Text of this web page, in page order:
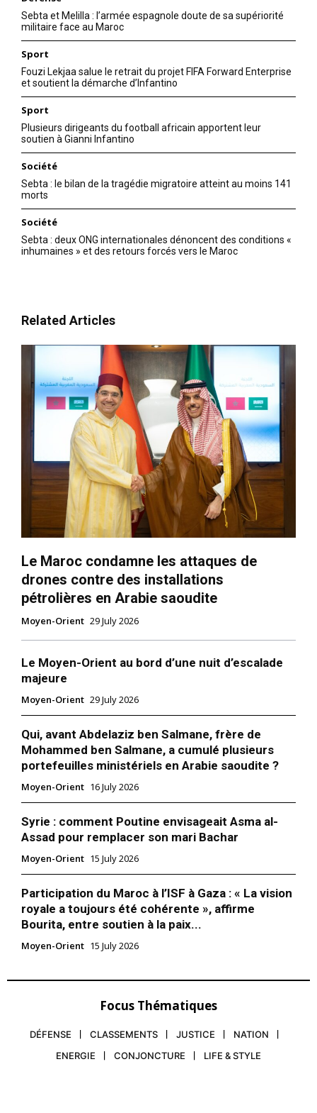
Sebta et Melilla : l’armée espagnole doute de sa supériorité
militaire face au Maroc
Sport
Fouzi Lekjaa salue le retrait du projet FIFA Forward Enterprise
et soutient la démarche d’Infantino
Sport
Plusieurs dirigeants du football africain apportent leur
soutien à Gianni Infantino
Société
Sebta : le bilan de la tragédie migratoire atteint au moins 141
morts
Société
Sebta : deux ONG internationales dénoncent des conditions «
inhumaines » et des retours forcés vers le Maroc
Related Articles
Le Maroc condamne les attaques de
drones contre des installations
pétrolières en Arabie saoudite
Moyen-Orient 29 July 2026
Le Moyen-Orient au bord d’une nuit d’escalade
majeure
Moyen-Orient 29 July 2026
Qui, avant Abdelaziz ben Salmane, frère de
Mohammed ben Salmane, a cumulé plusieurs
portefeuilles ministériels en Arabie saoudite ?
Moyen-Orient 16 July 2026
Syrie : comment Poutine envisageait Asma al-
Assad pour remplacer son mari Bachar
Moyen-Orient 15 July 2026
Participation du Maroc à l’ISF à Gaza : « La vision
royale a toujours été cohérente », affirme
Bourita, entre soutien à la paix...
Moyen-Orient 15 July 2026
Focus Thématiques
DÉFENSE CLASSEMENTS JUSTICE
NATION
ENERGIE
CONJONCTURE LIFE & STYLE